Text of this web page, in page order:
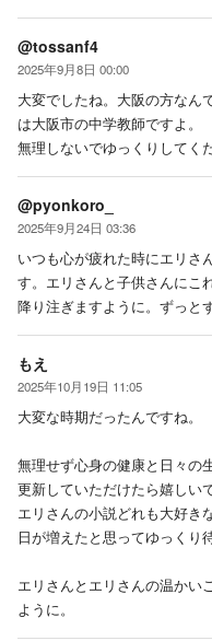
@tossanf4
2025年9月8日 00:00
大変でしたね。大阪の方なん
は大阪市の中学教師ですよ。
無理しないでゆっくりしてく
@pyonkoro_
2025年9月24日 03:36
いつも心が疲れた時にエリさ
す。エリさんと子供さんにこ
降り注ぎますように。ずっと
もえ
2025年10月19日 11:05
大変な時期だったんですね。
無理せず心身の健康と日々の
更新していただけたら嬉しいで
エリさんの小説どれも大好き
日が増えたと思ってゆっくり
エリさんとエリさんの温かい
ように。